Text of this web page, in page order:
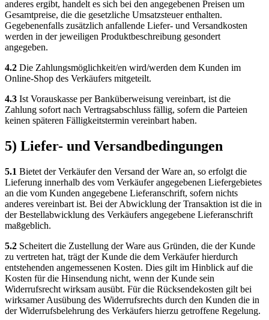
anderes ergibt, handelt es sich bei den angegebenen Preisen um
Gesamtpreise, die die gesetzliche Umsatzsteuer enthalten.
Gegebenenfalls zusätzlich anfallende Liefer- und Versandkosten
werden in der jeweiligen Produktbeschreibung gesondert
angegeben.
4.2 Die Zahlungsmöglichkeit/en wird/werden dem Kunden im
Online-Shop des Verkäufers mitgeteilt.
4.3 Ist Vorauskasse per Banküberweisung vereinbart, ist die
Zahlung sofort nach Vertragsabschluss fällig, sofern die Parteien
keinen späteren Fälligkeitstermin vereinbart haben.
5) Liefer- und Versandbedingungen
5.1 Bietet der Verkäufer den Versand der Ware an, so erfolgt die
Lieferung innerhalb des vom Verkäufer angegebenen Liefergebietes
an die vom Kunden angegebene Lieferanschrift, sofern nichts
anderes vereinbart ist. Bei der Abwicklung der Transaktion ist die in
der Bestellabwicklung des Verkäufers angegebene Lieferanschrift
maßgeblich.
5.2 Scheitert die Zustellung der Ware aus Gründen, die der Kunde
zu vertreten hat, trägt der Kunde die dem Verkäufer hierdurch
entstehenden angemessenen Kosten. Dies gilt im Hinblick auf die
Kosten für die Hinsendung nicht, wenn der Kunde sein
Widerrufsrecht wirksam ausübt. Für die Rücksendekosten gilt bei
wirksamer Ausübung des Widerrufsrechts durch den Kunden die in
der Widerrufsbelehrung des Verkäufers hierzu getroffene Regelung.